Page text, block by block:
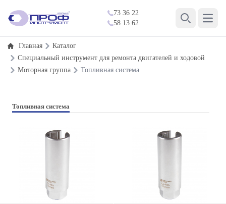
73 36 22
58 13 62
Open
Главная
Каталог
Специальный инструмент для ремонта двигателей и ходовой
Моторная группа
Топливная система
Топливная система